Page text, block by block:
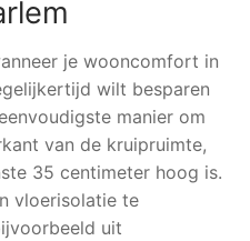
je wooncomfort in
wilt besparen
manier om
van de kruipruimte,
35 centimeter hoog is.
vloerisolatie te
uit